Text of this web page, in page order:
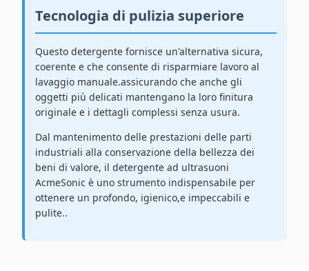
Tecnologia di pulizia superiore
Questo detergente fornisce un'alternativa sicura,
coerente e che consente di risparmiare lavoro al
lavaggio manuale.assicurando che anche gli
oggetti più delicati mantengano la loro finitura
originale e i dettagli complessi senza usura.
Dal mantenimento delle prestazioni delle parti
industriali alla conservazione della bellezza dei
beni di valore, il detergente ad ultrasuoni
AcmeSonic è uno strumento indispensabile per
ottenere un profondo, igienico,e impeccabili e
pulite..